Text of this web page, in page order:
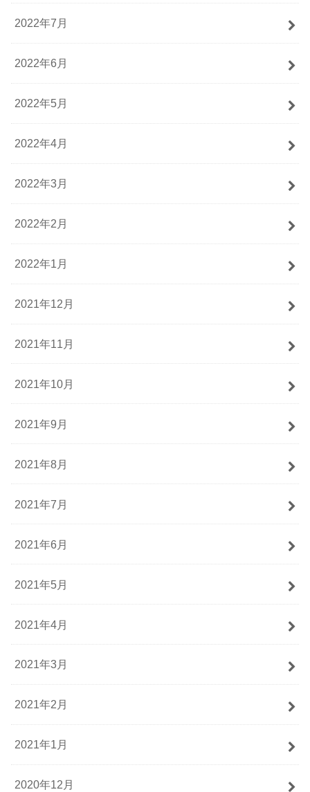
2022年7月
2022年6月
2022年5月
2022年4月
2022年3月
2022年2月
2022年1月
2021年12月
2021年11月
2021年10月
2021年9月
2021年8月
2021年7月
2021年6月
2021年5月
2021年4月
2021年3月
2021年2月
2021年1月
2020年12月